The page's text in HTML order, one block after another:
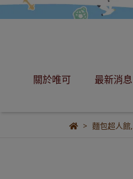
關於唯可 最新消息
麵包超人館,